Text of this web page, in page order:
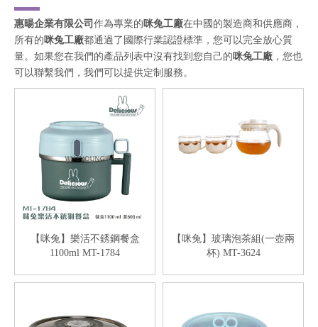
惠暘企業有限公司 作為專業的咪兔工廠在中國的製造商和供應商，
所有的咪兔工廠都通過了國際行業認證標準，您可以完全放心質
量。如果您在我們的產品列表中沒有找到您自己的咪兔工廠 ，您也
可以聯繫我們，我們可以提供定制服務。
【咪兔】樂活不銹鋼餐盒
1100ml MT-1784
【咪兔】玻璃泡茶組(一壺兩
杯) MT-3624